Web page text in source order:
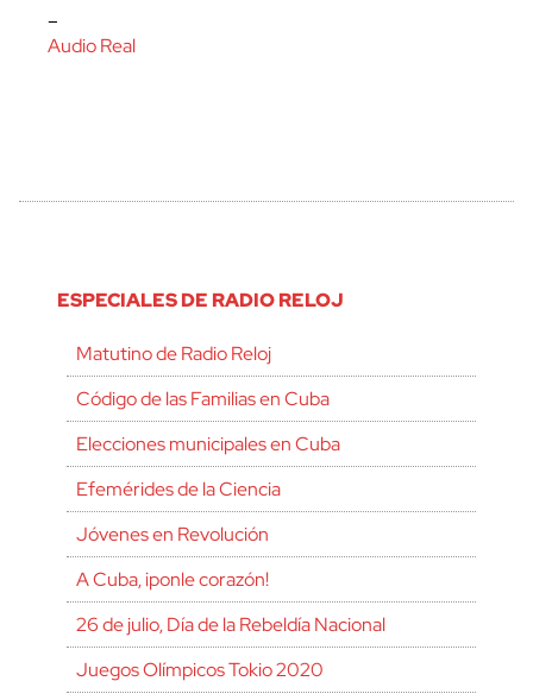
–
Audio Real
ESPECIALES DE RADIO RELOJ
Matutino de Radio Reloj
Código de las Familias en Cuba
Elecciones municipales en Cuba
Efemérides de la Ciencia
Jóvenes en Revolución
A Cuba, ¡ponle corazón!
26 de julio, Día de la Rebeldía Nacional
Juegos Olímpicos Tokio 2020